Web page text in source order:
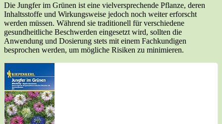
Die Jungfer im Grünen ist eine vielversprechende Pflanze, deren
Inhaltsstoffe und Wirkungsweise jedoch noch weiter erforscht
werden müssen. Während sie traditionell für verschiedene
gesundheitliche Beschwerden eingesetzt wird, sollten die
Anwendung und Dosierung stets mit einem Fachkundigen
besprochen werden, um mögliche Risiken zu minimieren.